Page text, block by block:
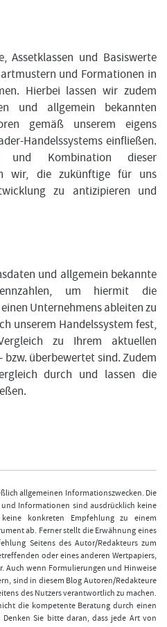
Assetklassen und Basiswerte
und Formationen in
Hierbei lassen wir zudem
und allgemein bekannten
gemäß unserem eigens
Handelssystems einfließen.
Kombination dieser
wir, die zukünftige für uns
zu antizipieren und
und allgemein bekannte
um hiermit die
Unternehmens ableiten zu
unserem Handelssystem fest,
zu Ihrem aktuellen
überbewertet sind. Zudem
durch und lassen die
allgemeinen Informationszwecken. Die
Informationen sind ausdrücklich keine
konkreten Empfehlung zu einem
ab. Ferner stellt die Erwähnung eines
Seitens des Autor/Redakteurs zum
oder eines anderen Wertpapiers,
Auch wenn Formulierungen und Hinweise
sind in diesem Blog Autoren/Redakteure
des Nutzers verantwortlich zu machen.
die kompetente Beratung durch einen
Sie bitte daran, dass jede Art von